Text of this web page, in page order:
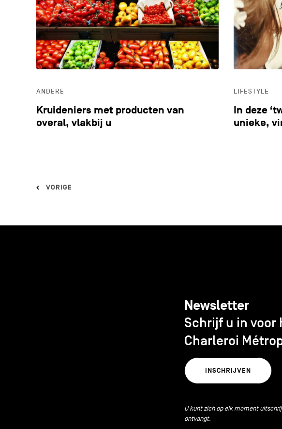
ANDERE
Kruideniers met producten van
overal, vlakbij u
LIFESTYLE
In deze
unieke,
VORIGE
Newsletter
Schrijf u in
Charleroi
INSCHRIJVEN
U kunt zich op elk moment
ontvangt.